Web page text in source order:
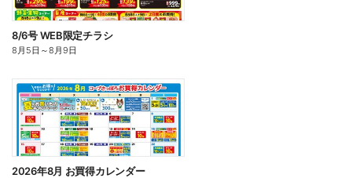
8/6号 WEB限定チラシ
8月5日 ～8月9日
2026年8月 お買得カレンダー